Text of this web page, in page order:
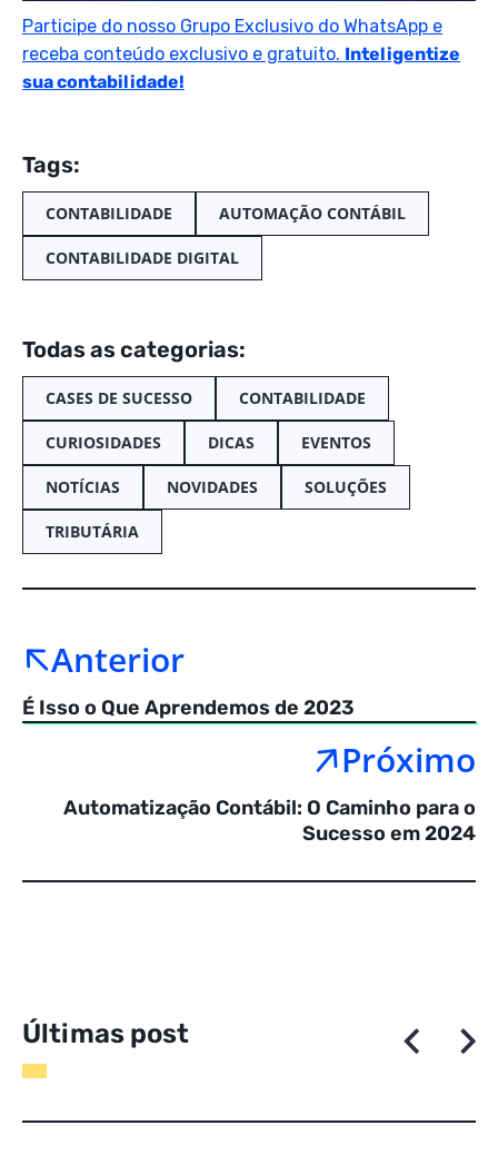
Participe do nosso Grupo Exclusivo do WhatsApp e
receba conteúdo exclusivo e gratuito. Inteligentize
sua contabilidade!
Tags:
CONTABILIDADE AUTOMAÇÃO CONTÁBIL
CONTABILIDADE DIGITAL
Todas as categorias:
CASES DE SUCESSO CONTABILIDADE
CURIOSIDADES DICAS EVENTOS
NOTÍCIAS NOVIDADES SOLUÇÕES
TRIBUTÁRIA
Anterior
É Isso o Que Aprendemos de 2023
Próximo
Automatização Contábil: O Caminho para o
Sucesso em 2024
Últimas post